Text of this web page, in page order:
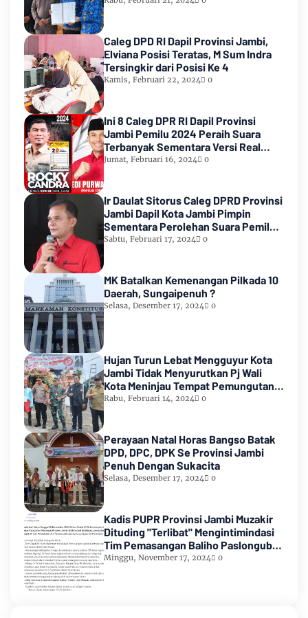
Caleg DPD RI Dapil Provinsi Jambi,
Elviana Posisi Teratas, M Sum Indra
Tersingkir dari Posisi Ke 4
Kamis, Februari 22, 2024 0
Ini 8 Caleg DPR RI Dapil Provinsi
Jambi Pemilu 2024 Peraih Suara
Terbanyak Sementara Versi Real
Count KPU RI
Jumat, Februari 16, 2024 0
Ir Daulat Sitorus Caleg DPRD Provinsi
Jambi Dapil Kota Jambi Pimpin
Sementara Perolehan Suara Pemilu
2024
Sabtu, Februari 17, 2024 0
MK Batalkan Kemenangan Pilkada 10
Daerah, Sungaipenuh ?
Selasa, Desember 17, 2024 0
Hujan Turun Lebat Mengguyur Kota
Jambi Tidak Menyurutkan Pj Wali
Kota Meninjau Tempat Pemungutan
Suara Pemilu 2024
Rabu, Februari 14, 2024 0
Perayaan Natal Horas Bangso Batak
DPD, DPC, DPK Se Provinsi Jambi
Penuh Dengan Sukacita
Selasa, Desember 17, 2024 0
Kadis PUPR Provinsi Jambi Muzakir
Dituding "Terlibat" Mengintimindasi
Tim Pemasangan Baliho Paslongub
Romi-Sudirman
Minggu, November 17, 2024 0